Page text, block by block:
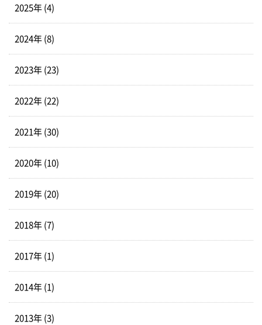
2025年 (4)
2024年 (8)
2023年 (23)
2022年 (22)
2021年 (30)
2020年 (10)
2019年 (20)
2018年 (7)
2017年 (1)
2014年 (1)
2013年 (3)